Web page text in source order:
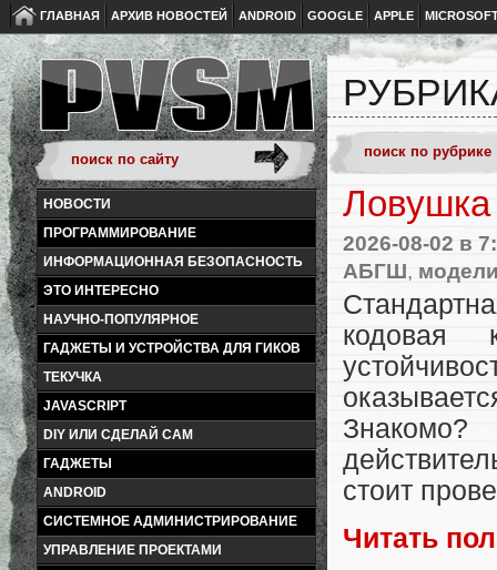
ГЛАВНАЯ АРХИВ НОВОСТЕЙ ANDROID GOOGLE APPLE
НОВОСТИ
ПРОГРАММИРОВАНИЕ
ИНФОРМАЦИОННАЯ БЕЗОПАСНОСТЬ
ЭТО ИНТЕРЕСНО
НАУЧНО-ПОПУЛЯРНОЕ
ГАДЖЕТЫ И УСТРОЙСТВА ДЛЯ ГИКОВ
ТЕКУЧКА
JAVASCRIPT
DIY ИЛИ СДЕЛАЙ САМ
ГАДЖЕТЫ
ANDROID
СИСТЕМНОЕ АДМИНИСТРИРОВАНИЕ
УПРАВЛЕНИЕ ПРОЕКТАМИ
2026-08-02 в
АБГШ,
кодовая
стоит
Читать